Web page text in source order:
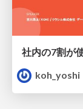
koh_yoshi